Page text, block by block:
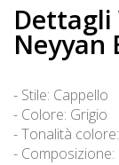
Dettagli
Neyyan
- Stile: Cappello
- Colore: Grigio
- Tonalità
- Composizione: